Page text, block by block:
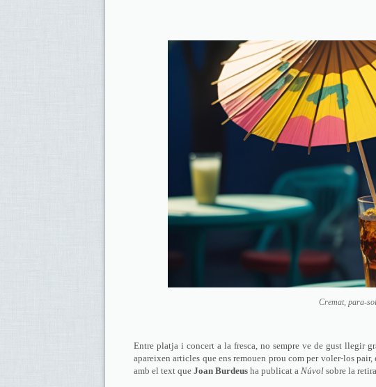
Cremat, para-
Entre platja i concert a la fresca, no sempre ve de gust llegir
apareixen articles que ens remouen prou com per voler-los
amb el text que Joan Burdeus ha publicat a Núvol sobre la